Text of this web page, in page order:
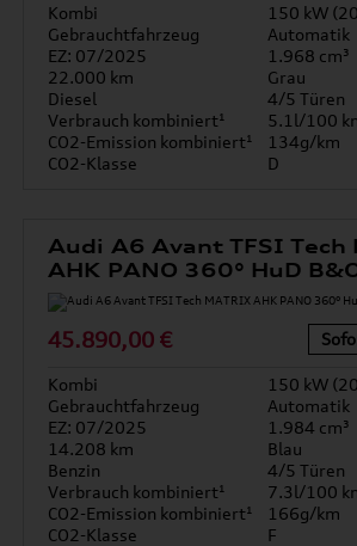
Kombi
150 kW
Gebrauchtfahrzeug
Automatik
EZ: 07/2025
1.968 cm³
22.000 km
Grau
Diesel
4/5 Türen
Verbrauch kombiniert¹
5.1l/100
CO2-Emission kombiniert¹
134g/km
CO2-Klasse
D
Audi A6 Avant TFSI Tech
AHK PANO 360° HuD
45.890,00 €
Kombi
150 kW
Gebrauchtfahrzeug
Automatik
EZ: 07/2025
1.984 cm³
14.208 km
Blau
Benzin
4/5 Türen
Verbrauch kombiniert¹
7.3l/100
CO2-Emission kombiniert¹
166g/km
CO2-Klasse
F